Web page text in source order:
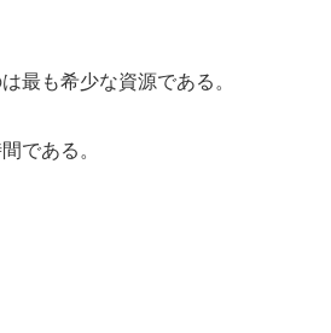
最も希少な資源である。
である。